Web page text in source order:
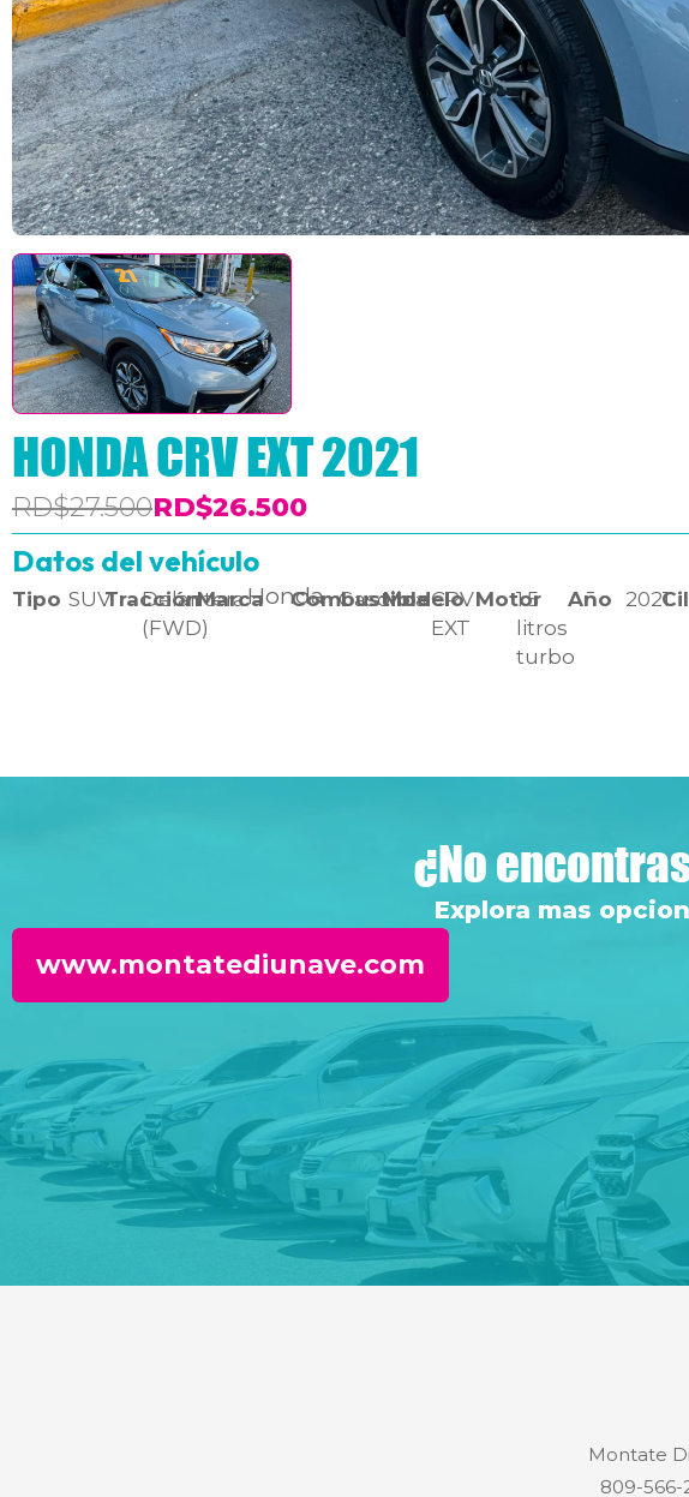
HONDA CRV EXT 2021
RD$27.500RD$26.500
Datos del vehículo
Tipo SUVTracción
Delantera
(FWD)
MarcaHondaCombustible
Gasolina
Modelo
CRV
EXT
Motor
1.5
litros
turbo
Año 2021
¿No
Explora mas
www.montatediunave.com
Montate
809-566-